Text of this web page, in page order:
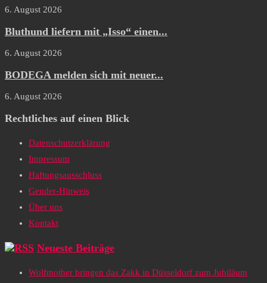
6. August 2026
Bluthund liefern mit „Isso“ einen...
6. August 2026
BODEGA melden sich mit neuer...
6. August 2026
Rechtliches auf einen Blick
Datenschutzerklärung
Impressum
Haftungsausschluss
Gender-Hinweis
Über uns
Kontakt
Neueste Beiträge
Wolfmother bringen das Zakk in Düsseldorf zum Jubiläum